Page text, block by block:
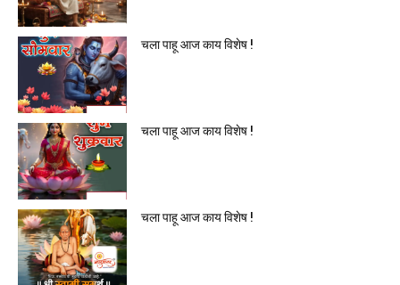
चला पाहू आज काय विशेष !
चला पाहू आज काय विशेष !
चला पाहू आज काय विशेष !